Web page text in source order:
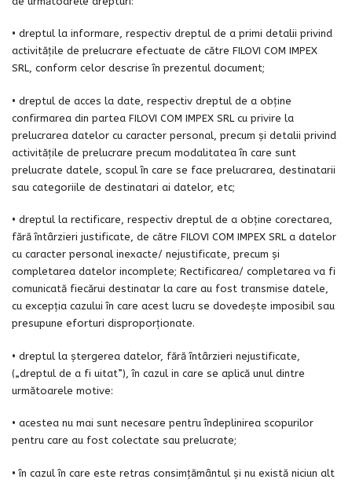
• dreptul la informare, respectiv dreptul de a primi detalii privind
activitățile de prelucrare efectuate de către FILOVI COM IMPEX
SRL, conform celor descrise în prezentul document;
• dreptul de acces la date, respectiv dreptul de a obține
confirmarea din partea FILOVI COM IMPEX SRL cu privire la
prelucrarea datelor cu caracter personal, precum și detalii privind
activitățile de prelucrare precum modalitatea în care sunt
prelucrate datele, scopul în care se face prelucrarea, destinatarii
sau categoriile de destinatari ai datelor, etc;
• dreptul la rectificare, respectiv dreptul de a obține corectarea,
fără întârzieri justificate, de către FILOVI COM IMPEX SRL a datelor
cu caracter personal inexacte/ nejustificate, precum și
completarea datelor incomplete; Rectificarea/ completarea va fi
comunicată fiecărui destinatar la care au fost transmise datele,
cu excepția cazului în care acest lucru se dovedește imposibil sau
presupune eforturi disproporționate.
• dreptul la ștergerea datelor, fără întârzieri nejustificate,
(„dreptul de a fi uitat”), în cazul in care se aplică unul dintre
următoarele motive:
• acestea nu mai sunt necesare pentru îndeplinirea scopurilor
pentru care au fost colectate sau prelucrate;
• în cazul în care este retras consimțământul și nu există niciun alt